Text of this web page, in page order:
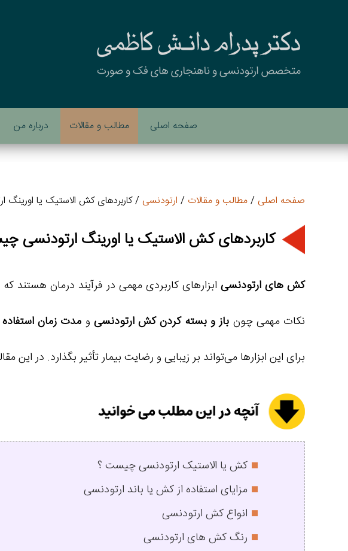
صفحه اصلی مطالب و مقالات درباره من
صفحه اصلی / مطالب و مقالات / ارتودنسی / کاربردهای کش الاستیک یا
کاربردهای کش الاستیک یا اورینگ ارتودنسی
کش های ارتودنسی ابزارهای کاربردی مهمی در فرآیند درمان هستند
نکات مهمی چون باز و بسته کردن کش ارتودنسی و مدت زمان
برای این ابزارها می‌تواند بر زیبایی و رضایت بیمار تأثیر بگذارد. در
کش یا الاستیک ارتودنسی چیست ؟
مزایای استفاده از کش یا باند ارتودنسی
انواع کش ارتودنسی
رنگ کش های ارتودنسی